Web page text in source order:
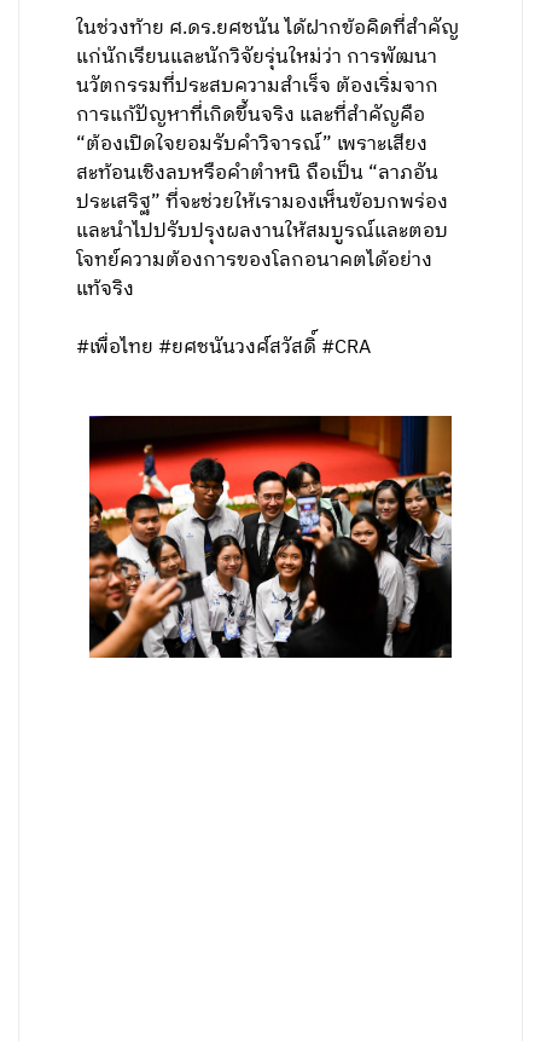
ในช่วงท้าย ศ.ดร.ยศชนัน ได้ฝากข้อคิดที่สำคัญ
แก่นักเรียนและนักวิจัยรุ่นใหม่ว่า การพัฒนา
นวัตกรรมที่ประสบความสำเร็จ ต้องเริ่มจาก
การแก้ปัญหาที่เกิดขึ้นจริง และที่สำคัญคือ
“ต้องเปิดใจยอมรับคำวิจารณ์” เพราะเสียง
สะท้อนเชิงลบหรือคำตำหนิ ถือเป็น “ลาภอัน
ประเสริฐ” ที่จะช่วยให้เรามองเห็นข้อบกพร่อง
และนำไปปรับปรุงผลงานให้สมบูรณ์และตอบ
โจทย์ความต้องการของโลกอนาคตได้อย่าง
แท้จริง
#เพื่อไทย #ยศชนันวงศ์สวัสดิ์ #CRA